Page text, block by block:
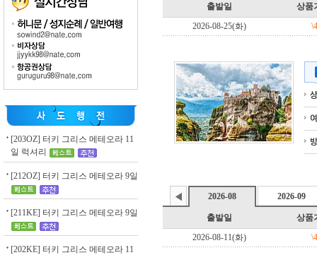
[203OZ] 터키 그리스 메테오라 11
일 럭셔리
[212OZ] 터키 그리스 메테오라 9일
[211KE] 터키 그리스 메테오라 9일
[202KE] 터키 그리스 메테오라 11